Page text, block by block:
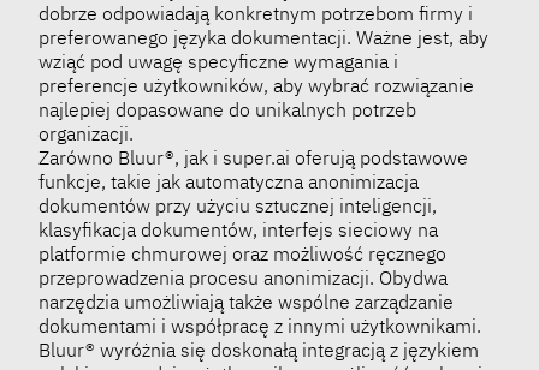
dobrze odpowiadają konkretnym potrzebom firmy i
preferowanego języka dokumentacji. Ważne jest, aby
wziąć pod uwagę specyficzne wymagania i
preferencje użytkowników, aby wybrać rozwiązanie
najlepiej dopasowane do unikalnych potrzeb
organizacji.
Zarówno Bluur®, jak i super.ai oferują podstawowe
funkcje, takie jak automatyczna anonimizacja
dokumentów przy użyciu sztucznej inteligencji,
klasyfikacja dokumentów, interfejs sieciowy na
platformie chmurowej oraz możliwość ręcznego
przeprowadzenia procesu anonimizacji. Obydwa
narzędzia umożliwiają także wspólne zarządzanie
dokumentami i współpracę z innymi użytkownikami.
Bluur® wyróżnia się doskonałą integracją z językiem